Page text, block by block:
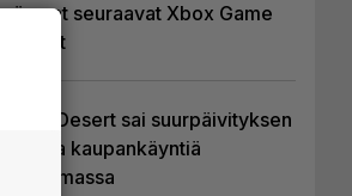
ovat seuraavat Xbox Game
-pelit
Desert sai suurpäivityksen
kaupankäyntiä